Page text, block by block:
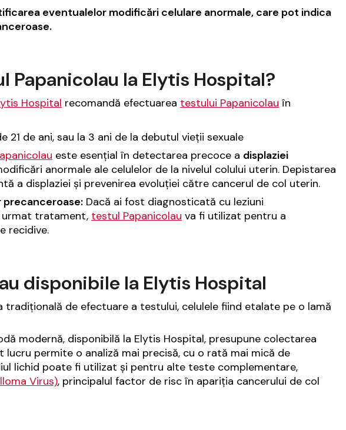
eventualelor modificări celulare anormale, care pot indica
Papanicolau la Elytis Hospital?
Hospital recomandă efectuarea testului Papanicolau în
21 de ani, sau la 3 ani de la debutul vieții sexuale
este esențial în detectarea precoce a displaziei
anormale ale celulelor de la nivelul colului uterin. Depistarea
a displaziei și prevenirea evoluției către cancerul de col uterin.
Dacă ai fost diagnosticată cu leziuni
urmat tratament, testul Papanicolau va fi utilizat pentru a
recidive.
disponibile la Elytis Hospital
tradițională de efectuare a testului, celulele fiind etalate pe o lamă
modernă, disponibilă la Elytis Hospital, presupune colectarea
permite o analiză mai precisă, cu o rată mai mică de
lichid poate fi utilizat și pentru alte teste complementare,
Virus), principalul factor de risc în apariția cancerului de col